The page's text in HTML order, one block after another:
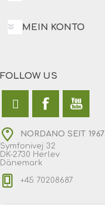
MEIN KONTO
FOLLOW US
NORDANO SEIT 1967
Symfonivej 32
DK-2730 Herlev
Dänemark
+45 70208687